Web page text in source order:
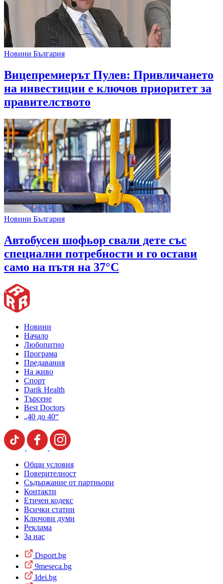
Новини България
Вицепремиерът Пулев: Привличането
на инвестиции е ключов приоритет за
правителството
Новини България
Автобусен шофьор свали дете със
специални потребности и го остави
само на пътя на 37°C
Новини
Начало
Любопитно
Програма
Предавания
На живо
Спорт
Darik Health
Търсене
Best Doctors
„40 до 40“
Общи условия
Поверителност
Съдържание от партньори
Контакти
Етичен кодекс
Всички статии
Ключови думи
Реклама
За нас
Dsport.bg
9meseca.bg
Idei.bg